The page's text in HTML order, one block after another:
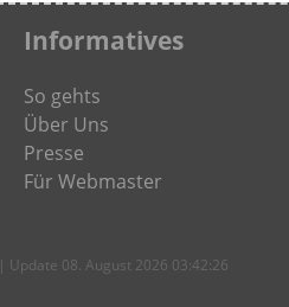
Informatives
So gehts
Über Uns
Presse
Für Webmaster
08. August 2026 03:42:26